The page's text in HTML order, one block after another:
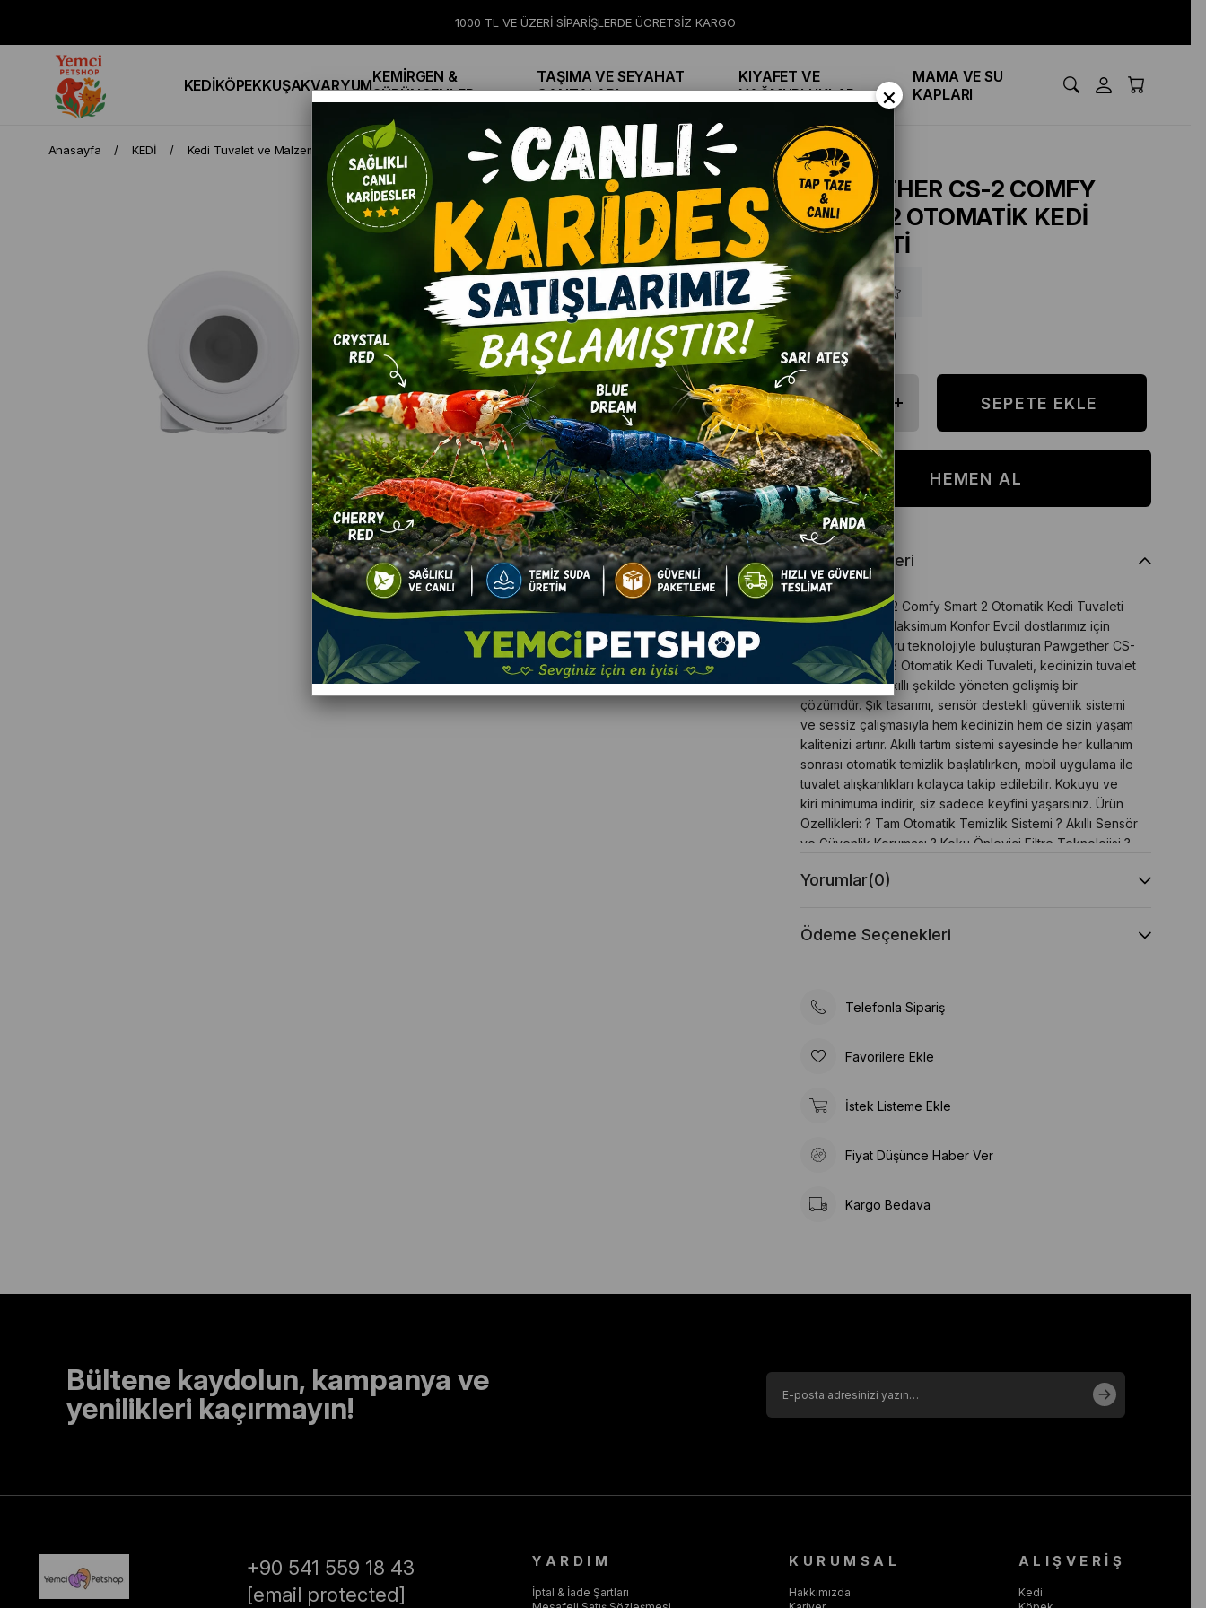
1000 TL VE ÜZERİ SİPARİŞLERDE ÜCRETSİZ KARGO
KEDİKÖPEKKUŞAKVARYUMKEMİRGEN &
SÜRÜNGENLER
TAŞIMA VE SEYAHAT
ÇANTALARI
KIYAFET VE
YAĞMURLUKLAR
MAMA VE SU
KAPLARI
Anasayfa KEDİ Kedi Tuvalet ve Malzemeler PAWGETHER CS-2 COMFY SMART 2 OTOMATİK KEDİ TUVALETİ
PAWGETHER CS-2 COMFY
SMART 2 OTOMATİK KEDİ
TUVALETİ
₺22.500,00
Ürün Özellikleri
Pawgether CS-2 Comfy Smart 2 Otomatik Kedi Tuvaleti
Akıllı Temizlik, Maksimum Konfor Evcil dostlarımız için
hijyen ve konforu teknolojiyle buluşturan Pawgether CS-
2 Comfy Smart 2 Otomatik Kedi Tuvaleti, kedinizin tuvalet
alışkanlıklarını akıllı şekilde yöneten gelişmiş bir
çözümdür. Şık tasarımı, sensör destekli güvenlik sistemi
ve sessiz çalışmasıyla hem kedinizin hem de sizin yaşam
kalitenizi artırır. Akıllı tartım sistemi sayesinde her kullanım
sonrası otomatik temizlik başlatılırken, mobil uygulama ile
tuvalet alışkanlıkları kolayca takip edilebilir. Kokuyu ve
kiri minimuma indirir, siz sadece keyfini yaşarsınız. Ürün
Özellikleri: ? Tam Otomatik Temizlik Sistemi ? Akıllı Sensör
ve Güvenlik Koruması ? Koku Önleyici Filtre Teknolojisi ?
Akıllı Takip ? Estetik ve Kompakt Tasarım ? Tüm Bentonit
Yorumlar(0)
Ödeme Seçenekleri
Telefonla Sipariş
Favorilere Ekle
İstek Listeme Ekle
Fiyat Düşünce Haber Ver
Kargo Bedava
Bültene kaydolun, kampanya ve
yenilikleri kaçırmayın!
+90 541 559 18 43
[email protected]
YARDIM
İptal & İade Şartları
KURUMSAL
Hakkımızda
ALIŞVERİŞ
Kedi
×